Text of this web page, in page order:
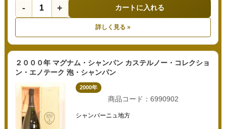
- + カートに入れる
詳しく見る »
２０００年 マグナム・シャンパン カステルノー・コレクショ
ン・エノテーク 泡・シャンパン
2000年
商品コード：6990902
シャンパーニュ地方